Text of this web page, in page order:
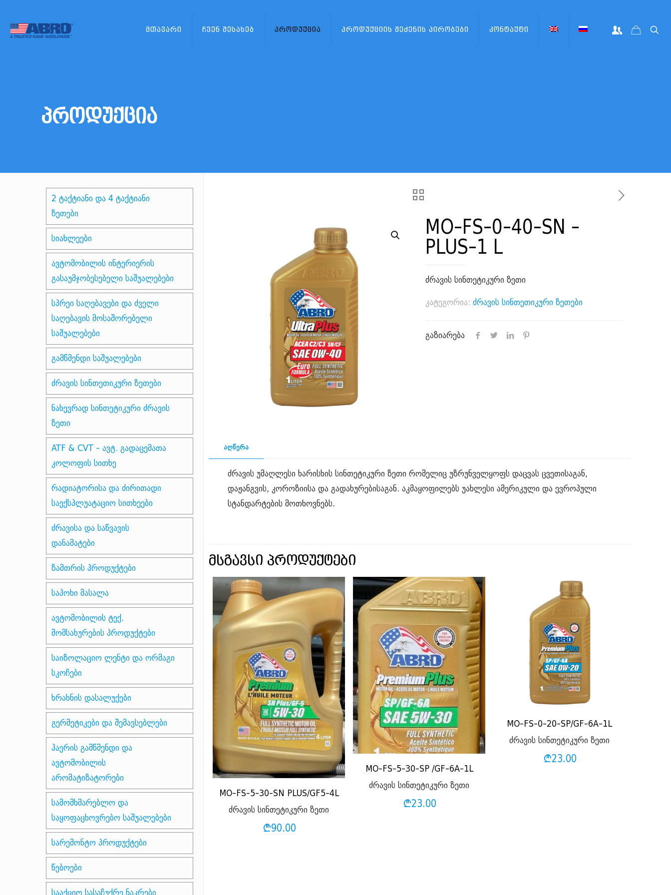
მთავარი ჩვენ შესახებ პროდუქცია პროდუქციის შეძენის პირობები კონტაქტი
პროდუქცია
MO-FS-0-40-SN -
PLUS-1 L
ძრავის სინთეტიკური ზეთი
კატეგორია: ძრავის სინთეთიკური ზეთები
გაზიარება
აღწერა
ძრავის უმაღლესი ხარისხის სინთეტიკური ზეთი რომელიც უზრუნველყოფს დაცვას ცვეთისაგან,
დაჟანგვის, კოროზიისა და გადახურებისაგან. აკმაყოფილებს უახლესი ამერიკული და ევროპული
სტანდარტების მოთხოვნებს.
მსგავსი პროდუქტები
MO-FS-5-30-SN PLUS/GF5-4L
ძრავის სინთეტიკური ზეთი
₾90.00
MO-FS-5-30-SP /GF-6A-1L
ძრავის სინთეტიკური ზეთი
₾23.00
MO-FS-0-20-SP/GF-6A-1L
ძრავის სინთეტიკური ზეთი
₾23.00
2 ტაქტიანი და 4 ტაქტიანი
ზეთები
სიახლეები
ავტომობილის ინტერიერის
გასაუმჯობესებელი საშუალებები
სპრეი საღებავები და ძველი
საღებავის მოსაშორებელი
საშუალებები
გამწმენდი საშუალებები
ძრავის სინთეთიკური ზეთები
ნახევრად სინთეტიკური ძრავის
ზეთი
ATF & CVT - ავტ. გადაცემათა
კოლოფის სითხე
რადიატორისა და ძირითადი
საექსპლუატაციო სითხეები
ძრავისა და საწვავის
დანამატები
ზამთრის პროდუქტები
საპოხი მასალა
ავტომობილის ტექ.
მომსახურების პროდუქტები
საიზოლაციო ლენტი და ორმაგი
სკოჩები
ხრახნის დასალუქები
გერმეტიკები და შემავსებლები
ჰაერის გამწმენდი და
ავტომობილის
არომატიზატორები
სამომხმარებლო და
საყოფაცხოვრებო საშუალებები
სარემონტო პროდუქტები
წებოები
სააქციო სასაჩუქრე ნაკრები